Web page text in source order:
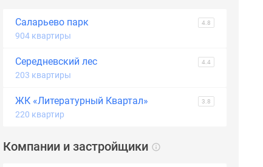
Саларьево парк 4.8
904 квартиры
Середневский лес 4.4
203 квартиры
ЖК «Литературный Квартал» 3.8
220 квартир
Компании и застройщики